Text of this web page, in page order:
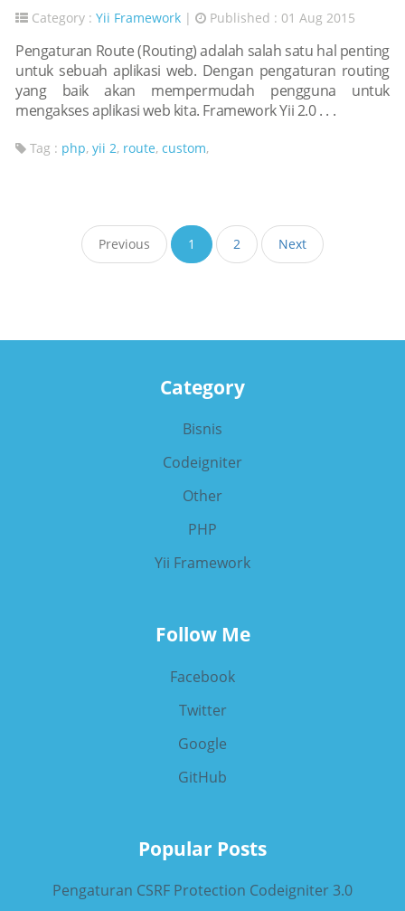
Category : Yii Framework | Published : 01 Aug 2015
Pengaturan Route (Routing) adalah salah satu hal penting
untuk sebuah aplikasi web. Dengan pengaturan routing
yang baik akan mempermudah pengguna untuk
mengakses aplikasi web kita. Framework Yii 2.0 . . .
Tag : php, yii 2, route, custom,
Previous 1 2 Next
Category
Bisnis
Codeigniter
Other
PHP
Yii Framework
Follow Me
Facebook
Twitter
Google
GitHub
Popular Posts
Pengaturan CSRF Protection Codeigniter 3.0